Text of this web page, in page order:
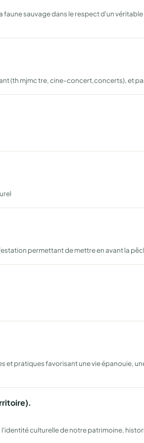
sauvage dans le respect d'un
(th mjmc tre, cine-concert,concerts), et
permettant de mettre en avant la
pratiques favorisant une vie épanouie,
culturelle de notre patrimoine,